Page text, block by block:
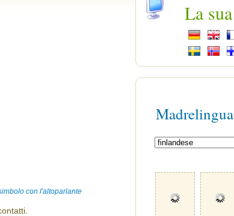
con l'altoparlante
La sua
Madrelingua